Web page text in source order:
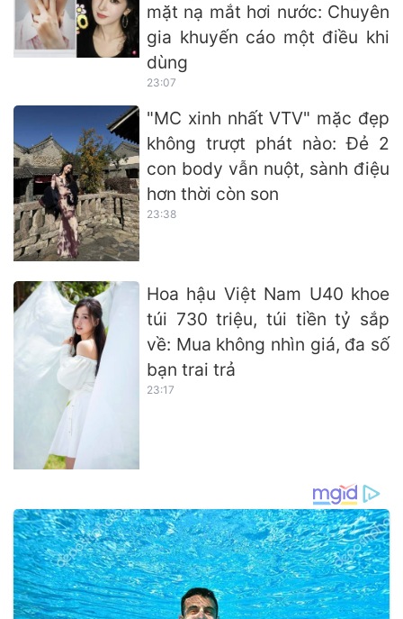
mặt nạ mắt hơi nước: Chuyên
gia khuyến cáo một điều khi
dùng
23:07
"MC xinh nhất VTV" mặc đẹp
không trượt phát nào: Đẻ 2
con body vẫn nuột, sành điệu
hơn thời còn son
23:38
Hoa hậu Việt Nam U40 khoe
túi 730 triệu, túi tiền tỷ sắp
về: Mua không nhìn giá, đa số
bạn trai trả
23:17